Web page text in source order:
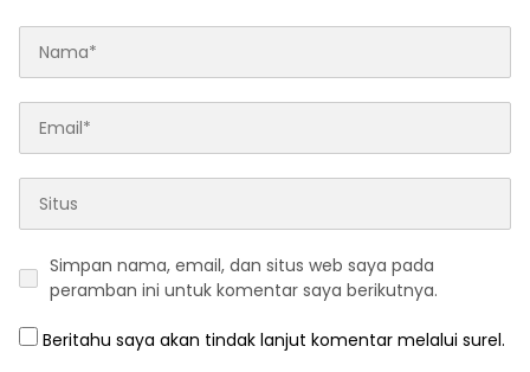
Simpan nama, email, dan situs web saya pada
peramban ini untuk komentar saya berikutnya.
Beritahu saya akan tindak lanjut komentar melalui surel.